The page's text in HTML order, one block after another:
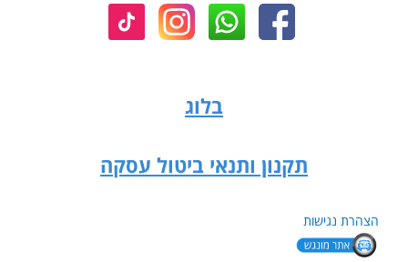
בלוג
תקנון ותנאי ביטול עסקה
הצהרת נגישות